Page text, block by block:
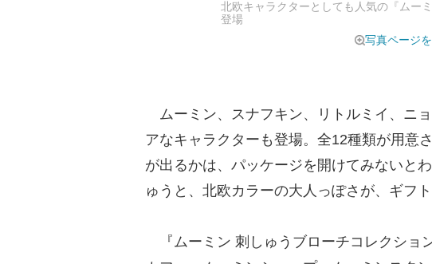
北欧キャラクターとしても人気の『ムー
登場
写真ページ
ムーミン、スナフキン、リトルミイ、ニ
アなキャラクターも登場。全12種類が用意
が出るかは、パッケージを開けてみないと
ゅうと、北欧カラーの大人っぽさが、ギフ
『ムーミン 刺しゅうブローチコレクショ